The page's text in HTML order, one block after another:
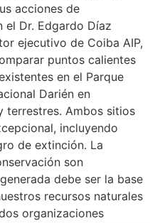
acciones de
el Dr. Edgardo Díaz
ejecutivo de Coiba AIP,
puntos calientes
en el Parque
Darién en
terrestres. Ambos sitios
incluyendo
de extinción. La
son
debe ser la base
recursos naturales
organizaciones